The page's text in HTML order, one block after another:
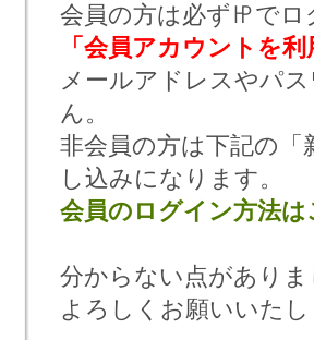
会員の方は必ず㏋で
「会員アカウントを
メールアドレスやパ
ん。
非会員の方は下記の
し込みになります。
会員のログイン方法は
分からない点があり
よろしくお願いいたし